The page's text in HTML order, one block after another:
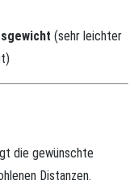
(sehr leichter
die gewünschte
Distanzen.